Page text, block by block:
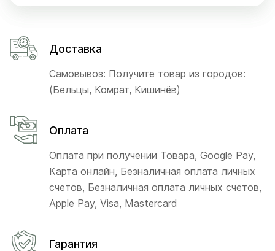
Доставка
Самовывоз: Получите товар из городов:
(Бельцы, Комрат, Кишинёв)
Оплата
Оплата при получении Товара, Google Pay,
Карта онлайн, Безналичная оплата личных
счетов, Безналичная оплата личных счетов,
Apple Pay, Visa, Mastercard
Гарантия